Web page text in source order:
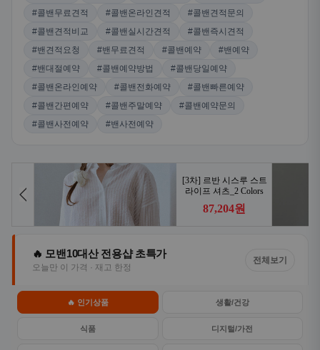
#콜밴무료견적
#콜밴온라인견적
#콜밴견적문의
#콜밴견적비교
#콜밴실시간견적
#콜밴즉시견적
#밴견적요청
#밴무료견적 #콜밴예약
#밴예약
#밴대절예약
#콜밴예약방법
#콜밴당일예약
#콜밴온라인예약
#콜밴전화예약
#콜밴빠른예약
#콜밴간편예약
#콜밴주말예약
#콜밴예약문의
#콜밴사전예약
#밴사전예약
🔥 모밴10대산 전용샵 초특가
오늘만 이 가격 · 재고 한정
전체보기
🔥 인기상품 생활/건강
식품 디지털/가전